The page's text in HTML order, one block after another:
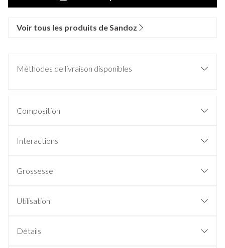
Voir tous les produits de Sandoz
Méthodes de livraison disponibles
Composition
Interactions
Grossesse
Utilisation
Détails